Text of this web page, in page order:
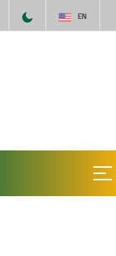
EN